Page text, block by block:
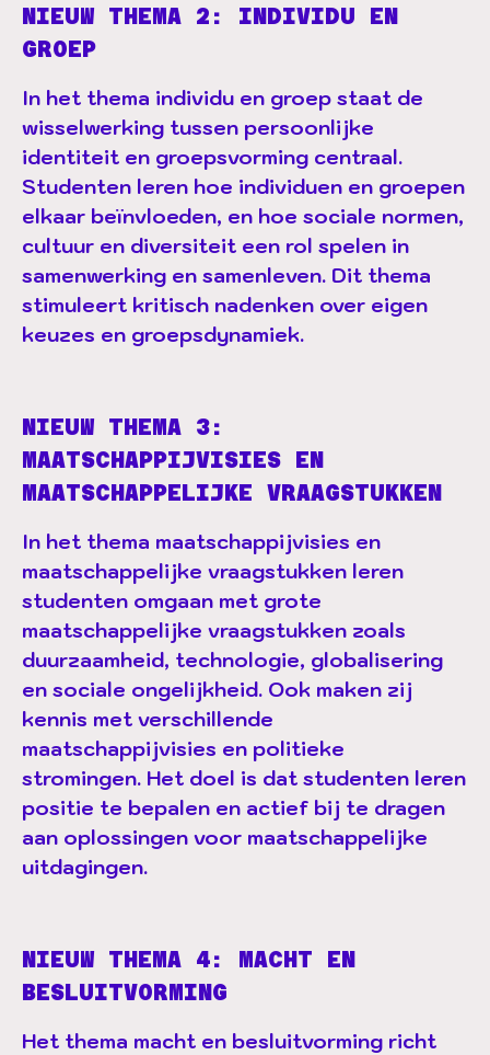
NIEUW THEMA 2: INDIVIDU EN
GROEP
In het thema individu en groep staat de
wisselwerking tussen persoonlijke
identiteit en groepsvorming centraal.
Studenten leren hoe individuen en groepen
elkaar beïnvloeden, en hoe sociale normen,
cultuur en diversiteit een rol spelen in
samenwerking en samenleven. Dit thema
stimuleert kritisch nadenken over eigen
keuzes en groepsdynamiek.
NIEUW THEMA 3:
MAATSCHAPPIJVISIES EN
MAATSCHAPPELIJKE VRAAGSTUKKEN
In het thema maatschappijvisies en
maatschappelijke vraagstukken leren
studenten omgaan met grote
maatschappelijke vraagstukken zoals
duurzaamheid, technologie, globalisering
en sociale ongelijkheid. Ook maken zij
kennis met verschillende
maatschappijvisies en politieke
stromingen. Het doel is dat studenten leren
positie te bepalen en actief bij te dragen
aan oplossingen voor maatschappelijke
uitdagingen.
NIEUW THEMA 4: MACHT EN
BESLUITVORMING
Het thema macht en besluitvorming richt